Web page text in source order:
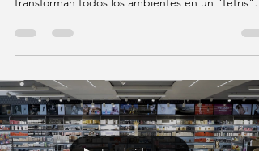
obra nueva?
Claro que sí!) Hoy en día, las constructoras
trabajan con programas de arquitectura que
de...